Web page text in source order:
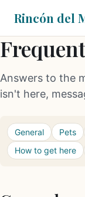
Rincón del
Answers to the
isn't here,
General Pets
How to get here